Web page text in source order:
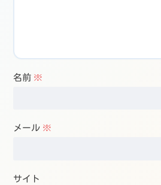
名前 ※
メール ※
サイト